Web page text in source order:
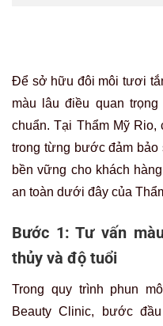
Để sở hữu đôi môi tươi
màu lâu điều quan
chuẩn. Tại Thẩm Mỹ
trong từng bước đảm bảo
bền vững cho khách
an toàn dưới đây của
Bước 1: Tư vấn
thủy và độ tuổi
Trong quy trình phun
Beauty Clinic, bước